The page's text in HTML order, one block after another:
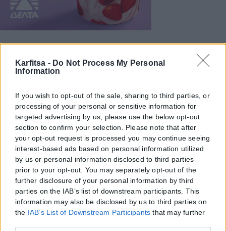
Karfitsa - Do Not Process My Personal
Information
If you wish to opt-out of the sale, sharing to third parties, or
processing of your personal or sensitive information for
targeted advertising by us, please use the below opt-out
section to confirm your selection. Please note that after
your opt-out request is processed you may continue seeing
interest-based ads based on personal information utilized
by us or personal information disclosed to third parties
prior to your opt-out. You may separately opt-out of the
further disclosure of your personal information by third
parties on the IAB’s list of downstream participants. This
information may also be disclosed by us to third parties on
the IAB’s List of Downstream Participants that may further